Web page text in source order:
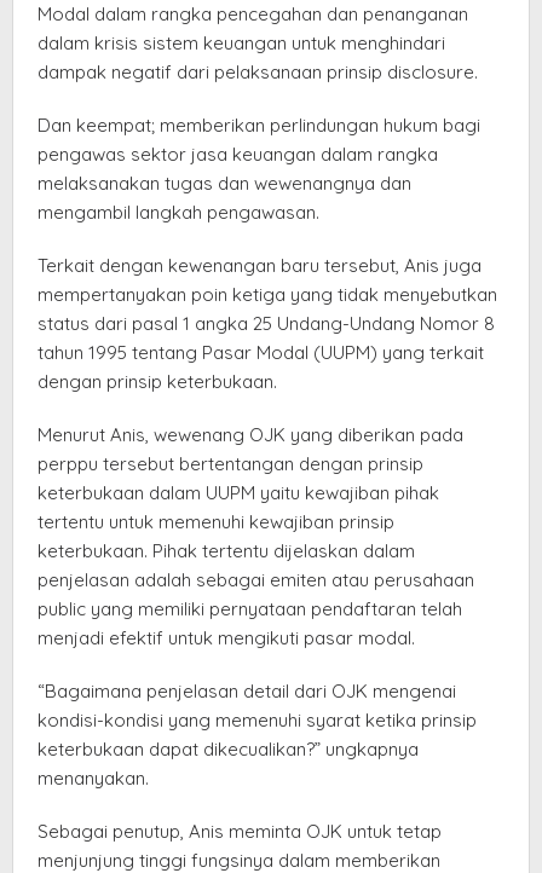
Modal dalam rangka pencegahan dan penanganan
dalam krisis sistem keuangan untuk menghindari
dampak negatif dari pelaksanaan prinsip disclosure.
Dan keempat; memberikan perlindungan hukum bagi
pengawas sektor jasa keuangan dalam rangka
melaksanakan tugas dan wewenangnya dan
mengambil langkah pengawasan.
Terkait dengan kewenangan baru tersebut, Anis juga
mempertanyakan poin ketiga yang tidak menyebutkan
status dari pasal 1 angka 25 Undang-Undang Nomor 8
tahun 1995 tentang Pasar Modal (UUPM) yang terkait
dengan prinsip keterbukaan.
Menurut Anis, wewenang OJK yang diberikan pada
perppu tersebut bertentangan dengan prinsip
keterbukaan dalam UUPM yaitu kewajiban pihak
tertentu untuk memenuhi kewajiban prinsip
keterbukaan. Pihak tertentu dijelaskan dalam
penjelasan adalah sebagai emiten atau perusahaan
public yang memiliki pernyataan pendaftaran telah
menjadi efektif untuk mengikuti pasar modal.
“Bagaimana penjelasan detail dari OJK mengenai
kondisi-kondisi yang memenuhi syarat ketika prinsip
keterbukaan dapat dikecualikan?” ungkapnya
menanyakan.
Sebagai penutup, Anis meminta OJK untuk tetap
menjunjung tinggi fungsinya dalam memberikan